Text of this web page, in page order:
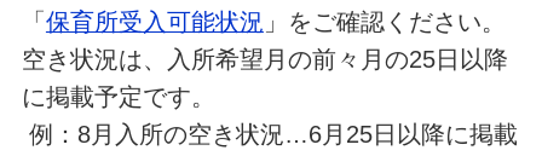
「 保育所受入可能状況 」をご確認ください。
空き状況は、入所希望月の前々月の25日以降
に掲載予定です。
例：8月入所の空き状況…6月25日以降に掲載